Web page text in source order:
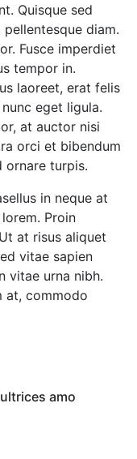
Quisque sed
diam.
Fusce imperdiet
tempor in.
laoreet, erat felis
eget ligula.
at auctor nisi
orci et bibendum
ornare turpis.
in neque at
Proin
at risus aliquet
vitae sapien
vitae urna nibh.
at, commodo
amo